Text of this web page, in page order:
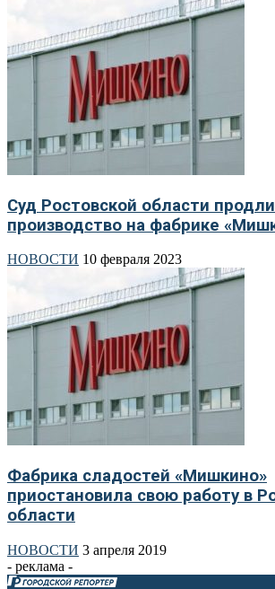
Суд Ростовской области
производство на фабрике
НОВОСТИ 10 февраля 2023
Фабрика сладостей «Мишкино»
приостановила свою работу в
области
НОВОСТИ 3 апреля 2019
- реклама -